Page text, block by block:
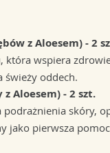
z Aloesem) - 2
która wspiera zdrowie
świeży oddech.
Aloesem) - 2 szt.
podrażnienia skóry,
jako pierwsza